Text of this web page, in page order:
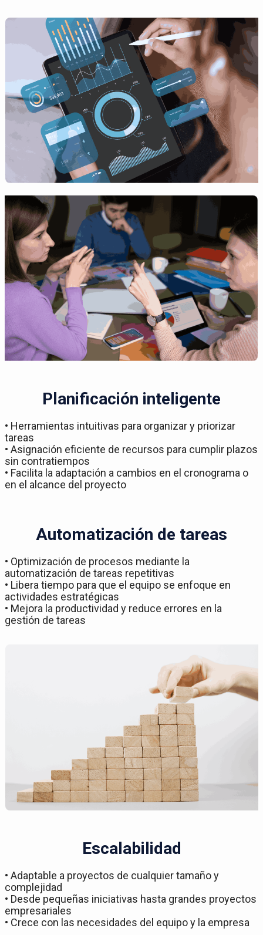
Planificación inteligente
• Herramientas intuitivas para organizar y priorizar
tareas
• Asignación eficiente de recursos para cumplir plazos
sin contratiempos
• Facilita la adaptación a cambios en el cronograma o
en el alcance del proyecto
Automatización de tareas
• Optimización de procesos mediante la
automatización de tareas repetitivas
• Libera tiempo para que el equipo se enfoque en
actividades estratégicas
• Mejora la productividad y reduce errores en la
gestión de tareas
Escalabilidad
• Adaptable a proyectos de cualquier tamaño y
complejidad
• Desde pequeñas iniciativas hasta grandes proyectos
empresariales
• Crece con las necesidades del equipo y la empresa